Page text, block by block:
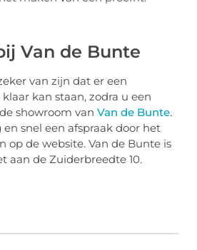
Van de Bunte
van zijn dat er een
kan staan, zodra u een
showroom van Van de Bunte.
snel een afspraak door het
op de website. Van de Bunte is
aan de Zuiderbreedte 10.